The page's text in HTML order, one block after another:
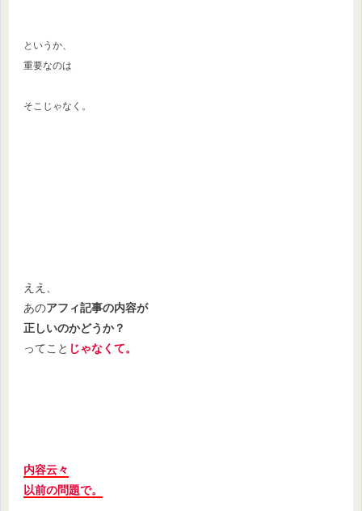
というか、
重要なのは
そこじゃなく。
ええ、
あのアフィ記事の内容が
正しいのかどうか？
ってこと じゃなくて。
内容云々
以前の問題で。